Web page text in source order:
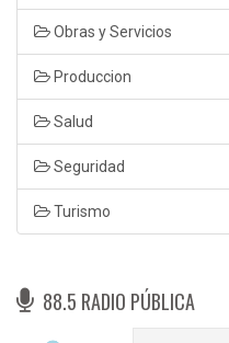
Obras y Servicios
Produccion
Salud
Seguridad
Turismo
88.5 RADIO PÚBLICA